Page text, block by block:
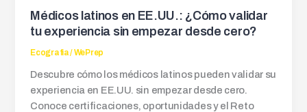
Médicos latinos en EE.UU.: ¿Cómo validar
tu experiencia sin empezar desde cero?
Ecografia/WePrep
Descubre cómo los médicos latinos pueden validar su
experiencia en EE.UU. sin empezar desde cero.
Conoce certificaciones, oportunidades y el Reto